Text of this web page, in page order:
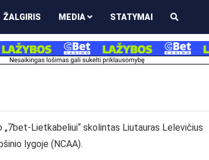
ŽALGIRIS MEDIA STATYMAI
„7bet-Lietkabeliui“ skolintas Liutauras Lelevičius
lygoje (NCAA).